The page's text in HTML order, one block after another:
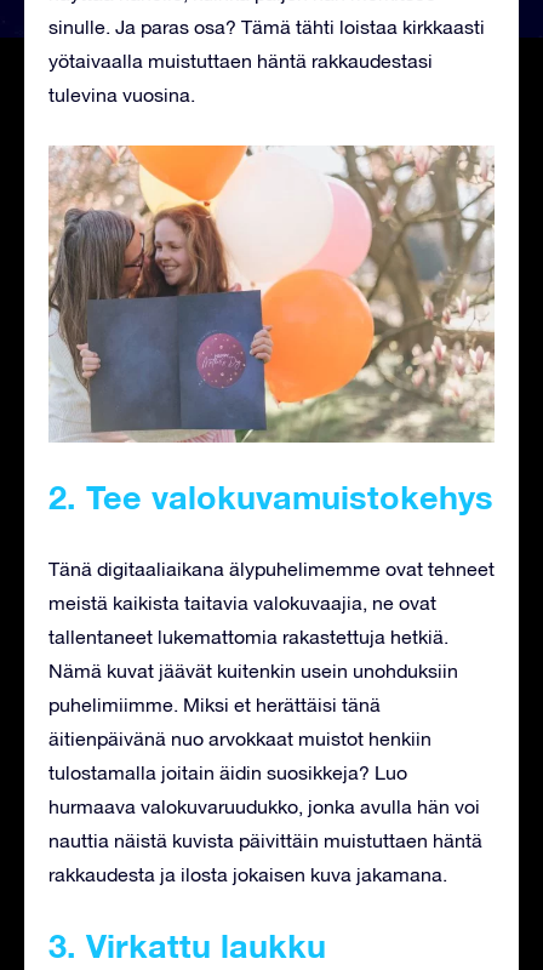
sinulle. Ja paras osa? Tämä tähti loistaa kirkkaasti
yötaivaalla muistuttaen häntä rakkaudestasi
tulevina vuosina.
2. Tee valokuvamuistokehys
Tänä digitaaliaikana älypuhelimemme ovat tehneet
meistä kaikista taitavia valokuvaajia, ne ovat
tallentaneet lukemattomia rakastettuja hetkiä.
Nämä kuvat jäävät kuitenkin usein unohduksiin
puhelimiimme. Miksi et herättäisi tänä
äitienpäivänä nuo arvokkaat muistot henkiin
tulostamalla joitain äidin suosikkeja? Luo
hurmaava valokuvaruudukko, jonka avulla hän voi
nauttia näistä kuvista päivittäin muistuttaen häntä
rakkaudesta ja ilosta jokaisen kuva jakamana.
3. Virkattu laukku